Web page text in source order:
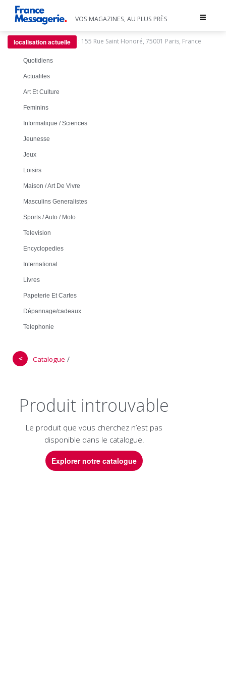
Toggle
VOS MAGAZINES, AU PLUS PRÈS
localisation actuelle : 155 Rue Saint Honoré, 75001 Paris, France
Quotidiens
Actualites
Art Et Culture
Feminins
Informatique / Sciences
Jeunesse
Jeux
Loisirs
Maison / Art De Vivre
Masculins Generalistes
Sports / Auto / Moto
Television
Encyclopedies
International
Livres
Papeterie Et Cartes
Dépannage/cadeaux
Telephonie
＜ Catalogue /
Produit introuvable
Le produit que vous cherchez n’est pas
disponible dans le catalogue.
Explorer notre catalogue